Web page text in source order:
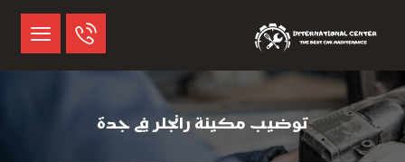
توضيب مكينة رانجلر في جدة